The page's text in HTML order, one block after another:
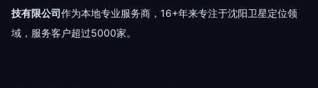
技有限公司作为本地专业服务商，16+年来专注于沈阳卫星定位领
域，服务客户超过5000家。